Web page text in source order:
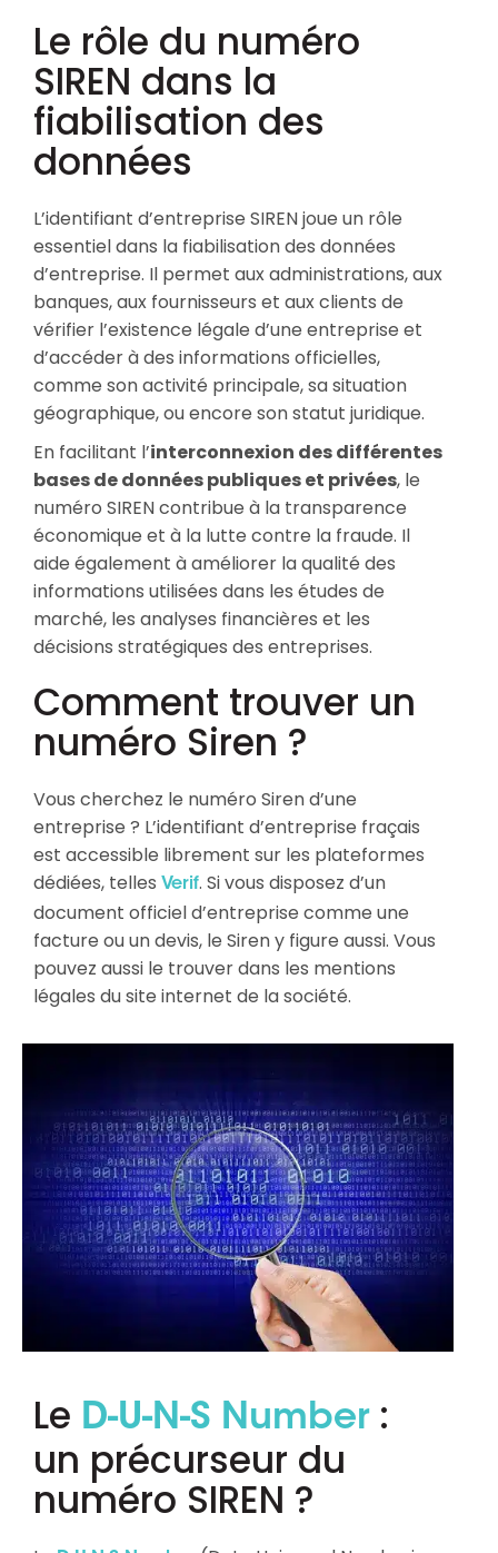
Le rôle du numéro
SIREN dans la
fiabilisation des
données
L’identifiant d’entreprise SIREN joue un rôle
essentiel dans la fiabilisation des données
d’entreprise. Il permet aux administrations, aux
banques, aux fournisseurs et aux clients de
vérifier l’existence légale d’une entreprise et
d’accéder à des informations officielles,
comme son activité principale, sa situation
géographique, ou encore son statut juridique.
En facilitant l’interconnexion des différentes
bases de données publiques et privées, le
numéro SIREN contribue à la transparence
économique et à la lutte contre la fraude. Il
aide également à améliorer la qualité des
informations utilisées dans les études de
marché, les analyses financières et les
décisions stratégiques des entreprises.
Comment trouver un
numéro Siren ?
Vous cherchez le numéro Siren d’une
entreprise ? L’identifiant d’entreprise fraçais
est accessible librement sur les plateformes
dédiées, telles Verif. Si vous disposez d’un
document officiel d’entreprise comme une
facture ou un devis, le Siren y figure aussi. Vous
pouvez aussi le trouver dans les mentions
légales du site internet de la société.
Le D-U-N-S Number:
un précurseur du
numéro SIREN ?